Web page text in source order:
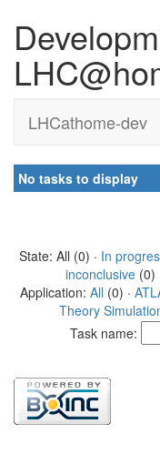
LHCathome-dev
No tasks to display
State: All (0) · In
inconclusive (0)
Application: All (0) ·
Theory
Task name: